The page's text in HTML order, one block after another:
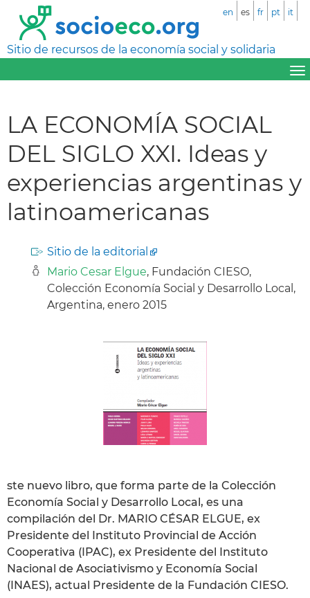
Sitio de recursos de la economía social y solidaria
en es fr pt it
LA ECONOMÍA SOCIAL
DEL SIGLO XXI. Ideas y
experiencias argentinas y
latinoamericanas
Sitio de la editorial
Mario Cesar Elgue, Fundación CIESO,
Colección Economía Social y Desarrollo Local,
Argentina, enero 2015
ste nuevo libro, que forma parte de la Colección
Economía Social y Desarrollo Local, es una
compilación del Dr. MARIO CÉSAR ELGUE, ex
Presidente del Instituto Provincial de Acción
Cooperativa (IPAC), ex Presidente del Instituto
Nacional de Asociativismo y Economía Social
(INAES), actual Presidente de la Fundación CIESO.